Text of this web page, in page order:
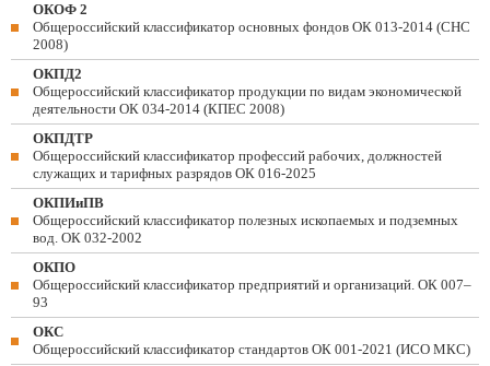
ОКОФ 2
Общероссийский классификатор основных фондов ОК 013-2014 (СНС
2008)
ОКПД2
Общероссийский классификатор продукции по видам экономической
деятельности ОК 034-2014 (КПЕС 2008)
ОКПДТР
Общероссийский классификатор профессий рабочих, должностей
служащих и тарифных разрядов ОК 016-2025
ОКПИиПВ
Общероссийский классификатор полезных ископаемых и подземных
вод. ОК 032-2002
ОКПО
Общероссийский классификатор предприятий и организаций. ОК 007–
93
ОКС
Общероссийский классификатор стандартов ОК 001-2021 (ИСО МКС)